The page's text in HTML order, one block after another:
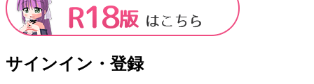
サインイン・登録